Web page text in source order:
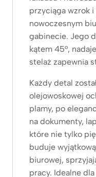
przyciąga wzrok
nowoczesnym
gabinecie. Jego
kątem 45°,
stelaż zapewnia
Każdy detal
olejowoskowej
plamy, po
na dokumenty,
które nie tylko
buduje
biurowej,
pracy. Idealne